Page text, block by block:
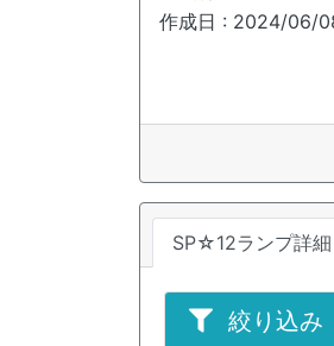
作成日 : 2024/06/
SP☆12ランプ詳細
絞り込み